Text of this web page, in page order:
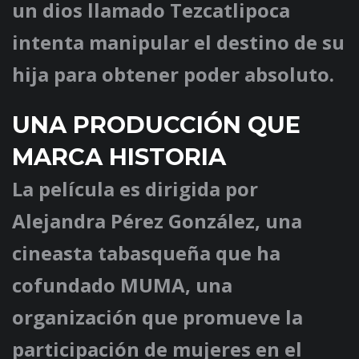
un dios llamado Tezcatlipoca
intenta manipular el destino de su
hija para obtener poder absoluto.
UNA PRODUCCIÓN QUE
MARCA HISTORIA
La película es dirigida por
Alejandra Pérez González, una
cineasta tabasqueña que ha
cofundado MUMA, una
organización que promueve la
participación de mujeres en el